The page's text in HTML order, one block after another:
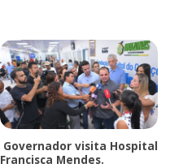
Governador visita Hospital
Francisca Mendes.